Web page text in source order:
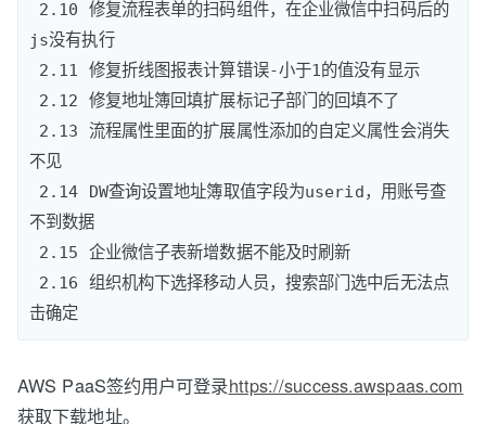
js没有执行
不见
不到数据
AWS PaaS签约用户可登录https://success.awspaas.com
获取下载地址。